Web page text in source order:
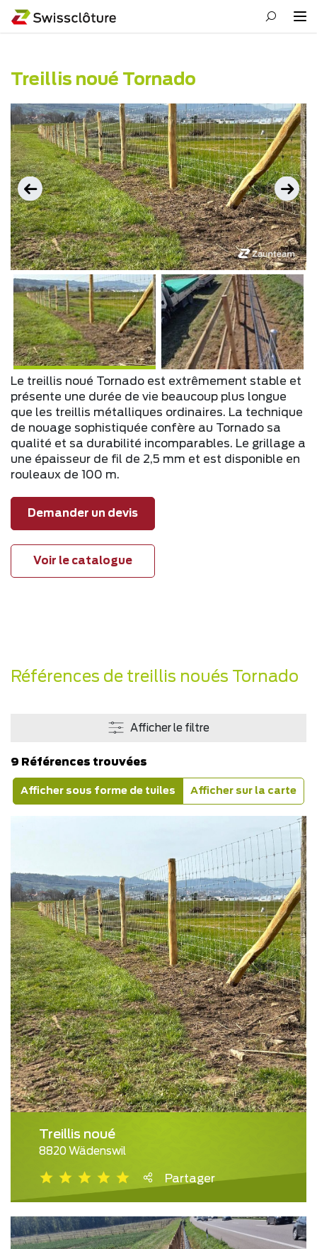
Treillis noué Tornado
Le treillis noué Tornado est extrêmement stable et
présente une durée de vie beaucoup plus longue
que les treillis métalliques ordinaires. La technique
de nouage sophistiquée confère au Tornado sa
qualité et sa durabilité incomparables. Le grillage a
une épaisseur de fil de 2,5 mm et est disponible en
rouleaux de 100 m.
Demander un devis
Voir le catalogue
Références de treillis noués Tornado
Afficher le filtre
9 Références trouvées
Afficher sous forme de tuiles Afficher sur la carte
Treillis noué
8820 Wädenswil
Partager